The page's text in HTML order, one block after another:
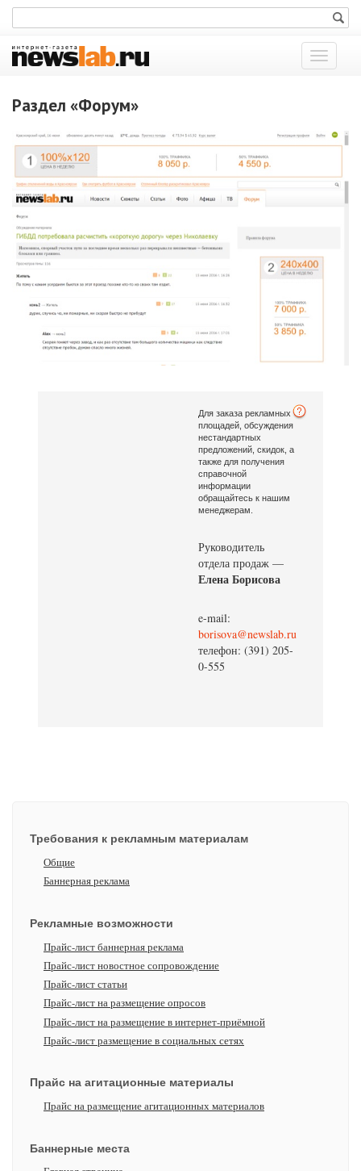
Показать
меню
Раздел «Форум»
Для заказа рекламных
площадей, обсуждения
нестандартных
предложений, скидок, а
также для получения
справочной
информации
обращайтесь к нашим
менеджерам.
Руководитель
отдела продаж —
Елена Борисова
e-mail:
borisova@newslab.ru
телефон: (391) 205-
0-555
Требования к рекламным материалам
Общие
Баннерная реклама
Рекламные возможности
Прайс-лист баннерная реклама
Прайс-лист новостное сопровождение
Прайс-лист статьи
Прайс-лист на размещение опросов
Прайс-лист на размещение в интернет-приёмной
Прайс-лист размещение в социальных сетях
Прайс на агитационные материалы
Прайс на размещение агитационных материалов
Баннерные места